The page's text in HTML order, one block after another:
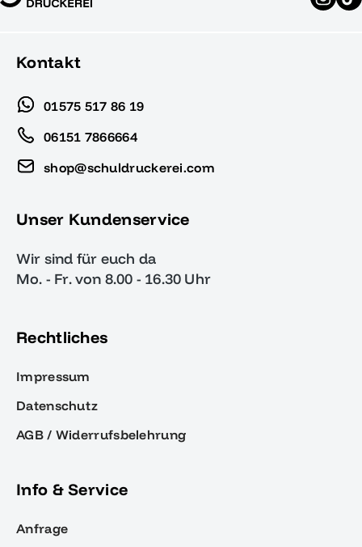
Kontakt
01575 517 86 19
06151 7866664
shop@schuldruckerei.com
Unser Kundenservice
Wir sind für euch da
Mo. - Fr. von 8.00 - 16.30 Uhr
Rechtliches
Impressum
Datenschutz
AGB / Widerrufsbelehrung
Info & Service
Anfrage